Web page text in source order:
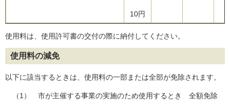
10円
使用料は、使用許可書の交付の際に納付してください。
使用料の減免
以下に該当するときは、使用料の一部または全部が免除されます。
（1） 市が主催する事業の実施のため使用するとき 全額免除